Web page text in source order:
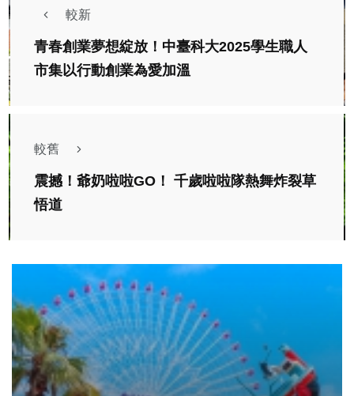
較新
青春創業夢想綻放！中臺科大2025學生職人
市集以行動創業為愛加溫
較舊
震撼！爺奶啦啦GO！ 千歲啦啦隊熱舞炸裂草
悟道